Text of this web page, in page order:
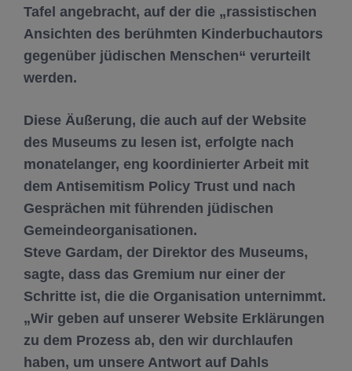
Tafel angebracht, auf der die „rassistischen
Ansichten des berühmten Kinderbuchautors
gegenüber jüdischen Menschen“ verurteilt
werden.
Diese Äußerung, die auch auf der Website
des Museums zu lesen ist, erfolgte nach
monatelanger, eng koordinierter Arbeit mit
dem Antisemitism Policy Trust und nach
Gesprächen mit führenden jüdischen
Gemeindeorganisationen.
Steve Gardam, der Direktor des Museums,
sagte, dass das Gremium nur einer der
Schritte ist, die die Organisation unternimmt.
„Wir geben auf unserer Website Erklärungen
zu dem Prozess ab, den wir durchlaufen
haben, um unsere Antwort auf Dahls